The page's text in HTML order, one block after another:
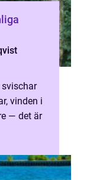
vinden i
— det är